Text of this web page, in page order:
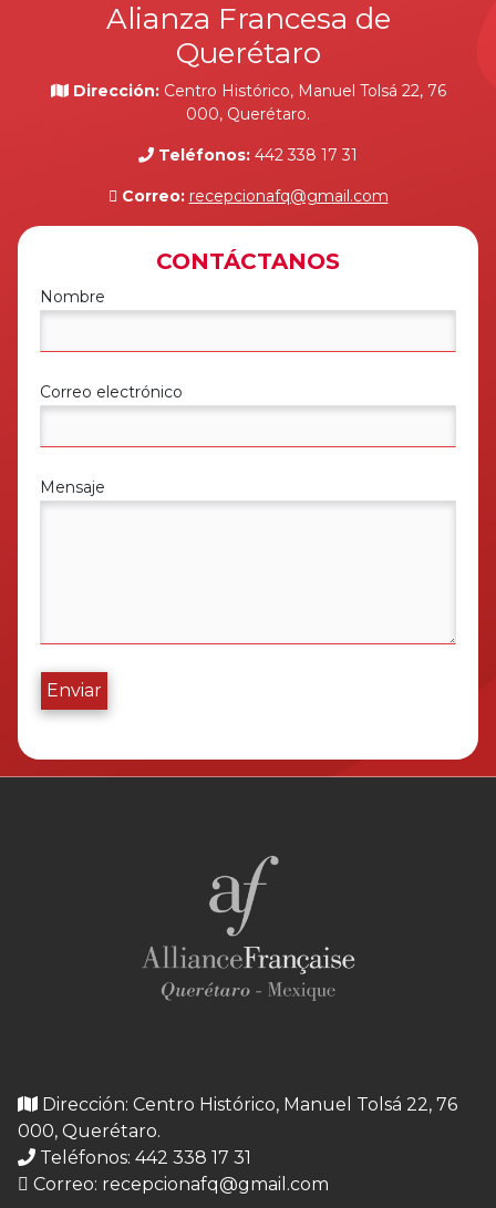
Alianza Francesa de
Querétaro
Dirección: Centro Histórico, Manuel Tolsá 22, 76
000, Querétaro.
Teléfonos: 442 338 17 31
Correo: recepcionafq@gmail.com
CONTÁCTANOS
Nombre
Correo electrónico
Mensaje
Enviar
Dirección: Centro Histórico, Manuel Tolsá 22, 76
000, Querétaro.
Teléfonos: 442 338 17 31
Correo: recepcionafq@gmail.com